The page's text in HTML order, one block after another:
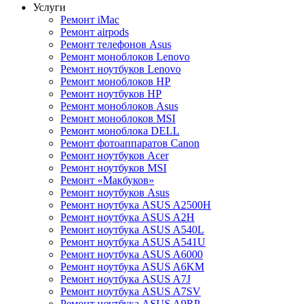
Услуги
Ремонт iMac
Ремонт airpods
Ремонт телефонов Asus
Ремонт моноблоков Lenovo
Ремонт ноутбуков Lenovo
Ремонт моноблоков HP
Ремонт ноутбуков HP
Ремонт моноблоков Asus
Ремонт моноблоков MSI
Ремонт моноблока DELL
Ремонт фотоаппаратов Canon
Ремонт ноутбуков Acer
Ремонт ноутбуков MSI
Ремонт «Макбуков»
Ремонт ноутбуков Asus
Ремонт ноутбука ASUS A2500H
Ремонт ноутбука ASUS A2H
Ремонт ноутбука ASUS A540L
Ремонт ноутбука ASUS A541U
Ремонт ноутбука ASUS A6000
Ремонт ноутбука ASUS A6KM
Ремонт ноутбука ASUS A7J
Ремонт ноутбука ASUS A7SV